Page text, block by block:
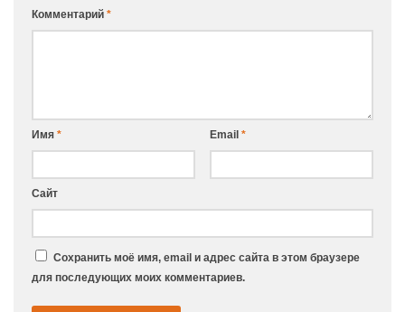
Комментарий *
Имя * Email *
Сайт
Сохранить моё имя, email и адрес сайта в этом браузере
для последующих моих комментариев.